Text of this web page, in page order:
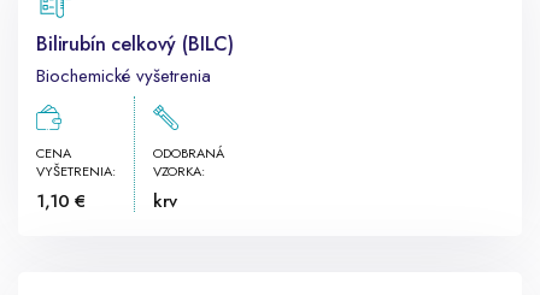
Bilirubín celkový (BILC)
Biochemické vyšetrenia
CENA
VYŠETRENIA:
1,10 €
ODOBRANÁ
VZORKA:
krv